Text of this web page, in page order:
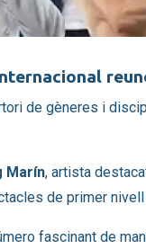
de gèneres i
Marín, artista
de primer
fascinant de